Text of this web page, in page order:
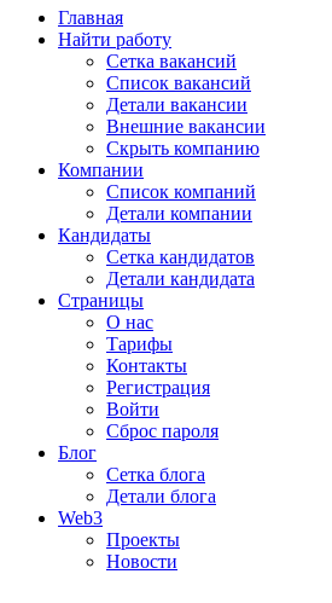
Главная
Найти работу
Сетка вакансий
Список вакансий
Детали вакансии
Внешние вакансии
Скрыть компанию
Компании
Список компаний
Детали компании
Кандидаты
Сетка кандидатов
Детали кандидата
Страницы
О нас
Тарифы
Контакты
Регистрация
Войти
Сброс пароля
Блог
Сетка блога
Детали блога
Web3
Проекты
Новости